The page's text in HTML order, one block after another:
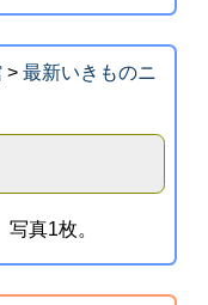
> 最新いきものニ
真1枚。